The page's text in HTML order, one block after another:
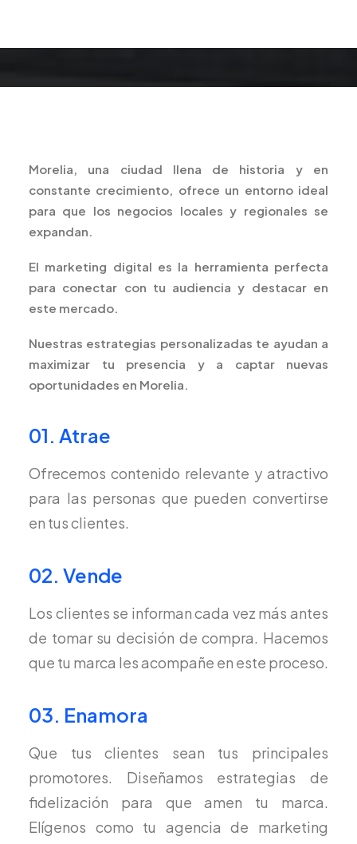
Morelia, una ciudad llena de historia y en
constante crecimiento, ofrece un entorno ideal
para que los negocios locales y regionales se
expandan.
El marketing digital es la herramienta perfecta
para conectar con tu audiencia y destacar en
este mercado.
Nuestras estrategias personalizadas te ayudan a
maximizar tu presencia y a captar nuevas
oportunidades en Morelia.
01. Atrae
Ofrecemos contenido relevante y atractivo
para las personas que pueden convertirse
en tus clientes.
02. Vende
Los clientes se informan cada vez más antes
de tomar su decisión de compra. Hacemos
que tu marca les acompañe en este proceso.
03. Enamora
Que tus clientes sean tus principales
promotores. Diseñamos estrategias de
fidelización para que amen tu marca.
Elígenos como tu agencia de marketing